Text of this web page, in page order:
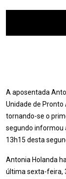
A aposentada
Unidade de Pronto
tornando-se o
segundo informou
13h15 desta
Antonia Holanda
última sexta-feira,